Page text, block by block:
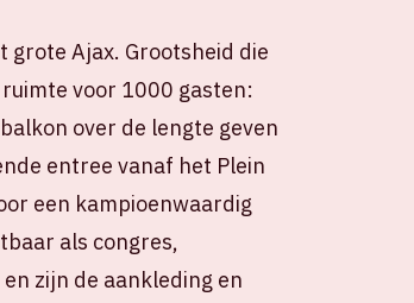
Ajax. Grootsheid die
voor 1000 gasten:
over de lengte geven
entree vanaf het Plein
een kampioenwaardig
als congres,
zijn de aankleding en